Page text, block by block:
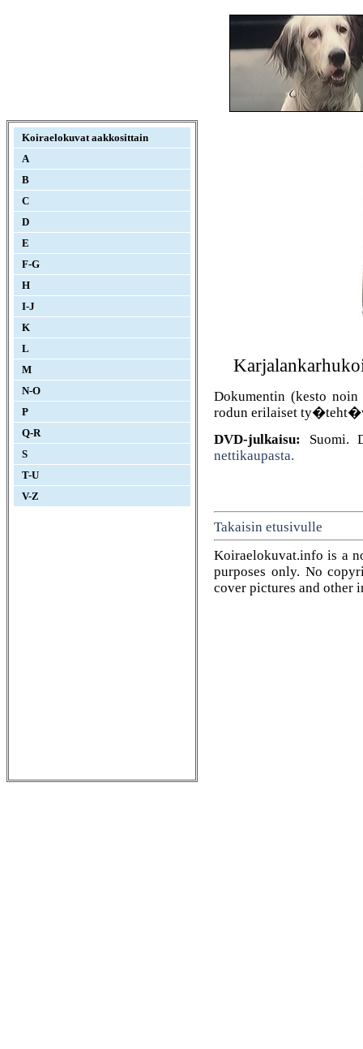
Koiraelokuvat aakkosittain
A
B
C
D
E
F-G
H
I-J
K
L
M
N-O
P
Q-R
S
T-U
V-Z
Dokumentin (kesto
rodun erilaiset
DVD-julkaisu: Suomi.
nettikaupasta.
Takaisin etusivulle
Koiraelokuvat.info is a
purposes only. No
cover pictures and other